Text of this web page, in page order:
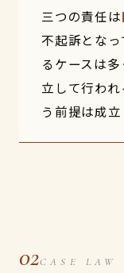
三つの責任は
不起訴とな
るケースは
立して行わ
う前提は成立
02CASE LAW